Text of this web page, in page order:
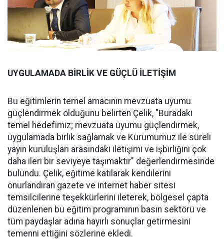
UYGULAMADA BİRLİK VE GÜÇLÜ İLETİŞİM
Bu eğitimlerin temel amacının mevzuata uyumu
güçlendirmek olduğunu belirten Çelik, "Buradaki
temel hedefimiz; mevzuata uyumu güçlendirmek,
uygulamada birlik sağlamak ve Kurumumuz ile süreli
yayın kuruluşları arasındaki iletişimi ve işbirliğini çok
daha ileri bir seviyeye taşımaktır" değerlendirmesinde
bulundu. Çelik, eğitime katılarak kendilerini
onurlandıran gazete ve internet haber sitesi
temsilcilerine teşekkürlerini ileterek, bölgesel çapta
düzenlenen bu eğitim programının basın sektörü ve
tüm paydaşlar adına hayırlı sonuçlar getirmesini
temenni ettiğini sözlerine ekledi.